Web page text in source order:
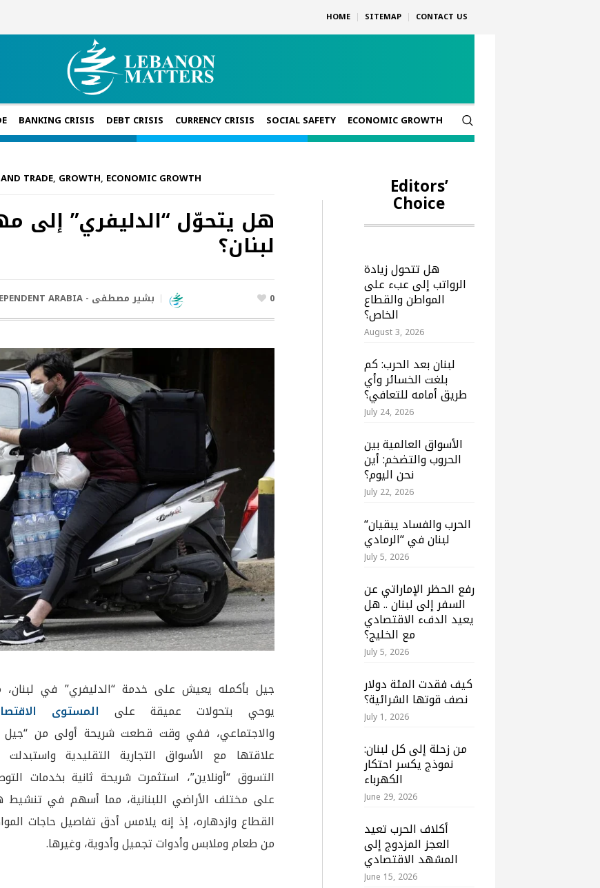
HOME SITEMAP CONTACT US
BANKING CRISIS DEBT CRISIS CURRENCY CRISIS SOCIAL SAFETY
ECONOMIC GROWTH
TRADE, GROWTH, ECONOMIC GROWTH
هل يتحوّل “الدليفري” إلى
لبنان؟
INDEPENDENT ARABIA - بشير مصطفى 0
جيل بأكمله يعيش على خدمة “الدليفري” في لبنان،
يوحي بتحولات عميقة على المستوى
والاجتماعي، ففي وقت قطعت شريحة أولى من “جيل
علاقتها مع الأسواق التجارية التقليدية واستبدلت
التسوق “أونلاين”، استثمرت شريحة ثانية بخدمات
على مختلف الأراضي اللبنانية، مما أسهم في تنشيط
القطاع وازدهاره، إذ إنه يلامس أدق تفاصيل حاجات
من طعام وملابس وأدوات تجميل وأدوية، وغيرها.
Editors’
Choice
هل تتحول زيادة
الرواتب إلى عبء على
المواطن والقطاع
الخاص؟
August 3, 2026
لبنان بعد الحرب: كم
بلغت الخسائر وأي
طريق أمامه للتعافي؟
July 24, 2026
الأسواق العالمية بين
الحروب والتضخم: أين
نحن اليوم؟
July 22, 2026
“الحرب والفساد يبقيان
لبنان في “الرمادي
July 5, 2026
رفع الحظر الإماراتي عن
السفر إلى لبنان .. هل
يعيد الدفء الاقتصادي
مع الخليج؟
July 5, 2026
كيف فقدت المئة دولار
نصف قوتها الشرائية؟
July 1, 2026
من زحلة إلى كل لبنان:
نموذج يكسر احتكار
الكهرباء
June 29, 2026
أكلاف الحرب تعيد
العجز المزدوج إلى
المشهد الاقتصادي
June 15, 2026